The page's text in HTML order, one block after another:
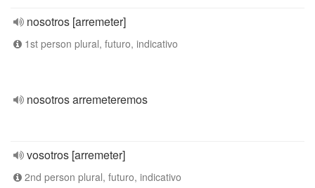
nosotros [arremeter]
1st person plural, futuro, indicativo
nosotros arremeteremos
vosotros [arremeter]
2nd person plural, futuro, indicativo